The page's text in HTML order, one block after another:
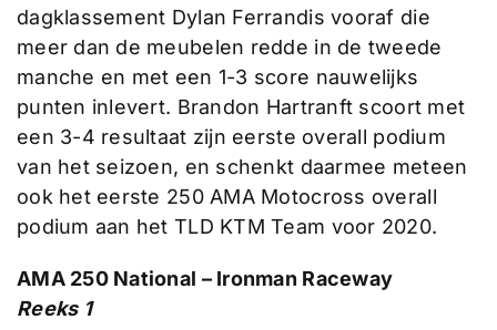
dagklassement Dylan Ferrandis vooraf die
meer dan de meubelen redde in de tweede
manche en met een 1-3 score nauwelijks
punten inlevert. Brandon Hartranft scoort met
een 3-4 resultaat zijn eerste overall podium
van het seizoen, en schenkt daarmee meteen
ook het eerste 250 AMA Motocross overall
podium aan het TLD KTM Team voor 2020.
AMA 250 National – Ironman Raceway
Reeks 1